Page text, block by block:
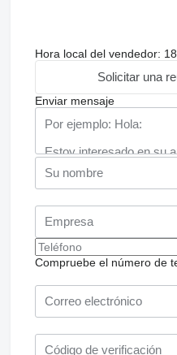
Hora local del vendedor:
Solicitar una
Enviar mensaje
Compruebe el número de